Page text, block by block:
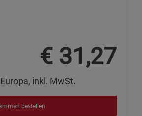
€ 31,27
inkl. MwSt.
bestellen